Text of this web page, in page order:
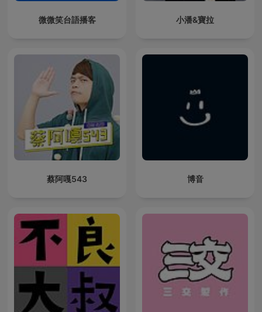
微微笑台語播客 小潘&寶拉
蔡阿嘎543 博音